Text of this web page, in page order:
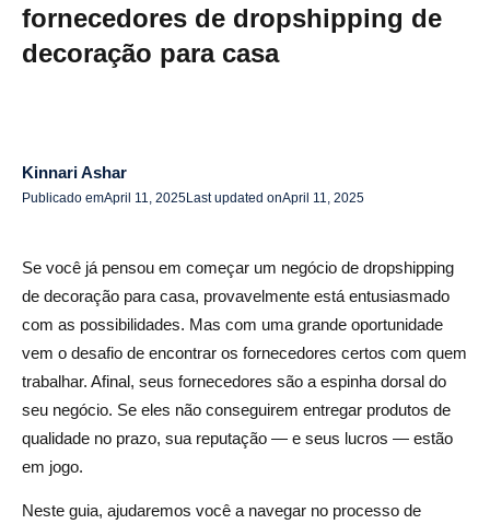
1. AliDrop
2. Soquete
5. Melrose Internacional
1. Pesquisa e devida diligência
2. Estabelecendo comunicação e construção de
relacionamentos
3. Termos de negociação
4. Teste os produtos antes da parceria completa
Integrando fornecedores em seu negócio de comércio
eletrônico
fornecedores de dropshipping de
decoração para casa
Kinnari Ashar
Publicado emApril 11, 2025Last updated onApril 11, 2025
Se você já pensou em começar um negócio de dropshipping
de decoração para casa, provavelmente está entusiasmado
com as possibilidades. Mas com uma grande oportunidade
vem o desafio de encontrar os fornecedores certos com quem
trabalhar. Afinal, seus fornecedores são a espinha dorsal do
seu negócio. Se eles não conseguirem entregar produtos de
qualidade no prazo, sua reputação — e seus lucros — estão
em jogo.
Neste guia, ajudaremos você a navegar no processo de